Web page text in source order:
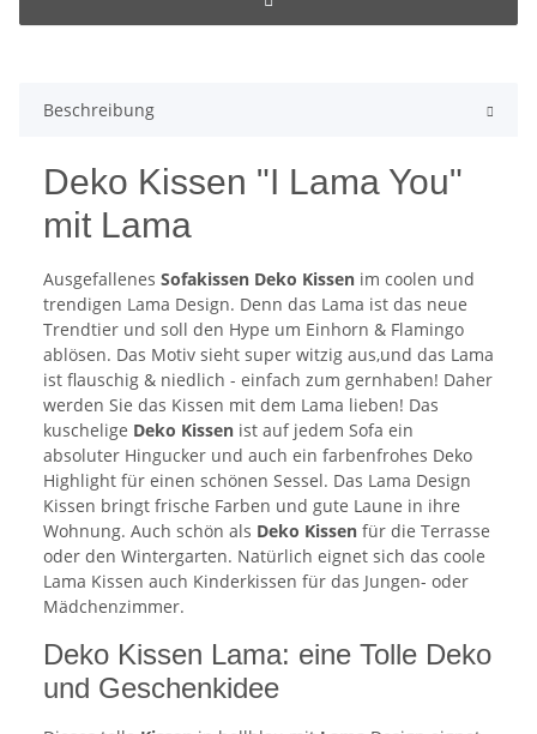
Beschreibung
Deko Kissen "I Lama You"
mit Lama
Ausgefallenes Sofakissen Deko Kissen im coolen und
trendigen Lama Design. Denn das Lama ist das neue
Trendtier und soll den Hype um Einhorn & Flamingo
ablösen. Das Motiv sieht super witzig aus,und das Lama
ist flauschig & niedlich - einfach zum gernhaben! Daher
werden Sie das Kissen mit dem Lama lieben! Das
kuschelige Deko Kissen ist auf jedem Sofa ein
absoluter Hingucker und auch ein farbenfrohes Deko
Highlight für einen schönen Sessel. Das Lama Design
Kissen bringt frische Farben und gute Laune in ihre
Wohnung. Auch schön als Deko Kissen für die Terrasse
oder den Wintergarten. Natürlich eignet sich das coole
Lama Kissen auch Kinderkissen für das Jungen- oder
Mädchenzimmer.
Deko Kissen Lama: eine Tolle Deko
und Geschenkidee